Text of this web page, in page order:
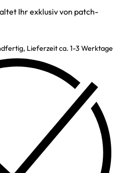
Ihr exklusiv von patch-
Lieferzeit ca. 1-3 Werktage